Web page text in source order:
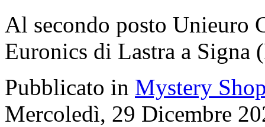
Al secondo posto Unieuro
Euronics di Lastra a Signa
Pubblicato in Mystery
Mercoledì, 29 Dicembre